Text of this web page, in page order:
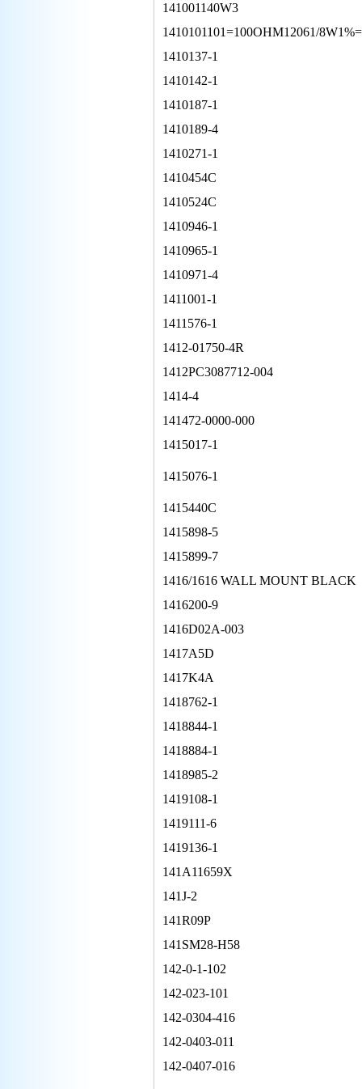
141001140W3
1410101101=100OHM12061/
1410137-1
1410142-1
1410187-1
1410189-4
1410271-1
1410454C
1410524C
1410946-1
1410965-1
1410971-4
1411001-1
1411576-1
1412-01750-4R
1412PC3087712-004
1414-4
141472-0000-000
1415017-1
1415076-1
1415440C
1415898-5
1415899-7
1416/1616 WALL MOUNT BLACK
1416200-9
1416D02A-003
1417A5D
1417K4A
1418762-1
1418844-1
1418884-1
1418985-2
1419108-1
1419111-6
1419136-1
141A11659X
141J-2
141R09P
141SM28-H58
142-0-1-102
142-023-101
142-0304-416
142-0403-011
142-0407-016